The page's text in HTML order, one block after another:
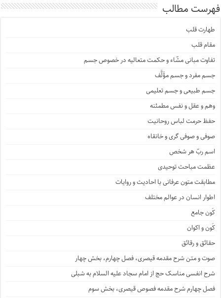
فهرست مطالب
طهارت قلب
مقام قلب
تفاوت مبانی مشّاء و حکمت متعالیه در خصوص جسم
جسم مفرد و جسم مؤَلَّف
جسم طبیعی و جسم تعلیمی
وهم و عقل و نفس مطمئنه
حفظ حرمت لباس روحانیت
صوفی و صوفی گری و خانقاه
اسم ربّ هر شخص
عظمت مباحث توحیدی
مطابقت متون عرفانی با احادیث و روایات
اطوار انسان در عوالم مختلف
کَون جامع
کَون و اکوان
حقائق و رقائق
صوت و متن شرح مقدمه قیصری، فصل چهارم، بخش چهار
شرح انفسی مناسک حج از امام سجاد علیه السلام به شبلی
فصل چهارم شرح مقدمه فصوص قیصری، بخش سوم